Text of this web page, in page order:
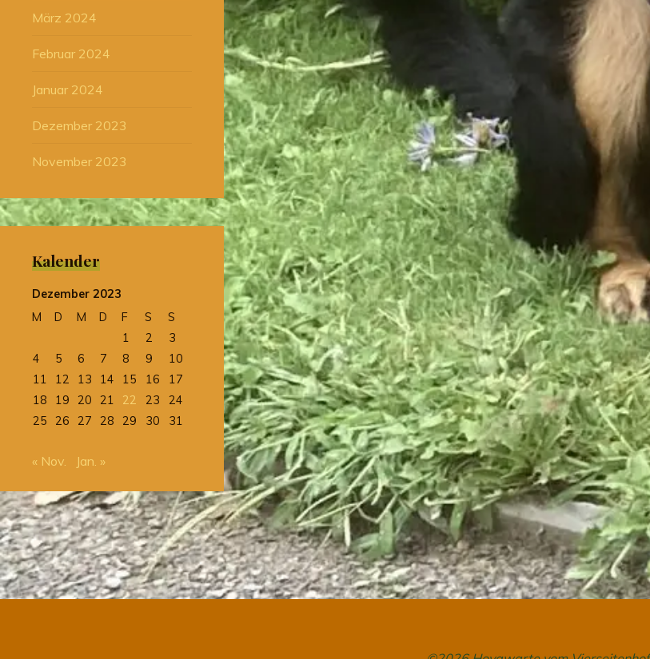
März 2024
Februar 2024
Januar 2024
Dezember 2023
November 2023
Kalender
Dezember 2023
M
D M D F S
S
1
2
3
4
5 6 7 8 9
10
11
12 13 14 15 16
17
18
19 20 21 22 23
24
25
26 27 28 29 30 31
« Nov. Jan. »